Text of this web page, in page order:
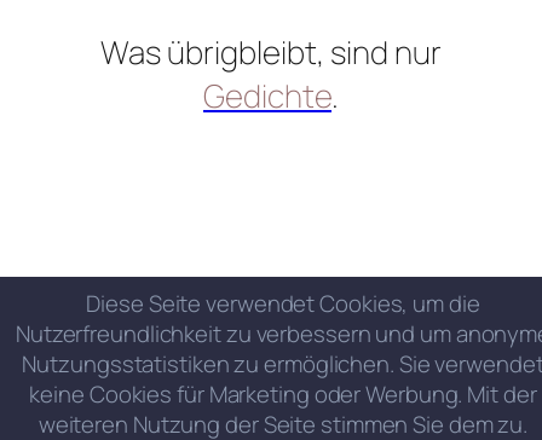
Was übrigbleibt, sind nur
Gedichte.
Diese Seite verwendet Cookies, um die
Nutzerfreundlichkeit zu verbessern und um
Nutzungsstatistiken zu ermöglichen. Sie
keine Cookies für Marketing oder Werbung. Mit der
weiteren Nutzung der Seite stimmen Sie dem zu.